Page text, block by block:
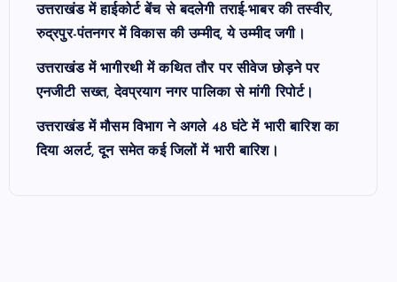
उत्तराखंड में हाईकोर्ट बेंच से बदलेगी तराई-भाबर की तस्वीर,
रुद्रपुर-पंतनगर में विकास की उम्मीद, ये उम्मीद जगी।
उत्तराखंड में भागीरथी में कथित तौर पर सीवेज छोड़ने पर
एनजीटी सख्त, देवप्रयाग नगर पालिका से मांगी रिपोर्ट।
उत्तराखंड में मौसम विभाग ने अगले 48 घंटे में भारी बारिश का
दिया अलर्ट, दून समेत कई जिलों में भारी बारिश।